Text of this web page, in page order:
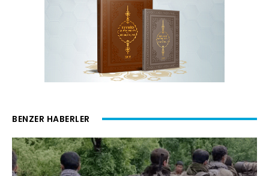
BENZER HABERLER